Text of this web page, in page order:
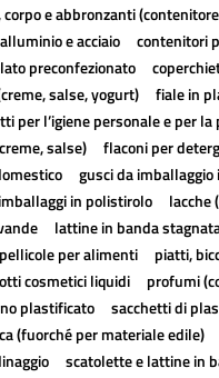
e abbronzanti
e acciaio
contenitori
preconfezionato
salse, yogurt)
fiale in
per l’igiene personale e per la
salse)
flaconi per
gusci da
imballaggi in polistirolo lacche
lattine in banda
pellicole per alimenti piatti,
cosmetici liquidi profumi
plastificato
sacchetti di
(fuorché per materiale edile)
scatolette e lattine in